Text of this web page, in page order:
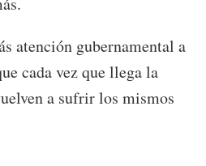
atención gubernamental a
cada vez que llega la
a sufrir los mismos